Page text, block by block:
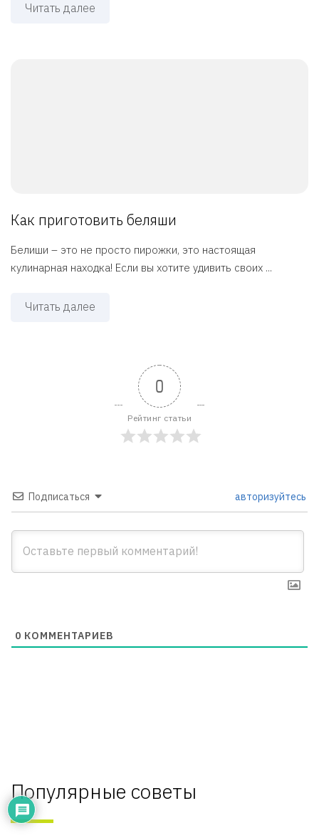
Читать далее
Как приготовить беляши
Белиши – это не просто пирожки, это настоящая
кулинарная находка! Если вы хотите удивить своих ...
Читать далее
0
Рейтинг статьи
Подписаться авторизуйтесь
0 КОММЕНТАРИЕВ
Популярные советы